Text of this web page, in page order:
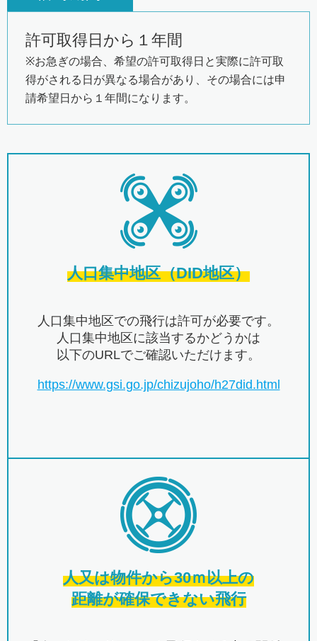
許可取得日から１年間
※お急ぎの場合、希望の許可取得日と実際に許可取
得がされる日が異なる場合があり、その場合には申
請希望日から１年間になります。
人口集中地区（DID地区）
人口集中地区での飛行は許可が必要です。
人口集中地区に該当するかどうかは
以下のURLでご確認いただけます。
https://www.gsi.go.jp/chizujoho/h27did.html
人又は物件から30ｍ以上の
距離が確保できない飛行